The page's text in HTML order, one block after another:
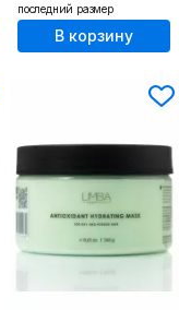
последний размер
В корзину